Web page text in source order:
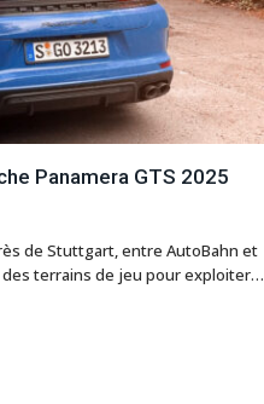
Panamera GTS 2025
de Stuttgart, entre AutoBahn et
terrains de jeu pour exploiter…